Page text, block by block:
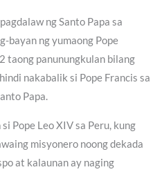
ng Santo Papa sa
bayan ng yumaong Pope
taong panunungkulan bilang
nakabalik si Pope Francis sa
Papa.
Pope Leo XIV sa Peru, kung
misyonero noong dekada
at kalaunan ay naging